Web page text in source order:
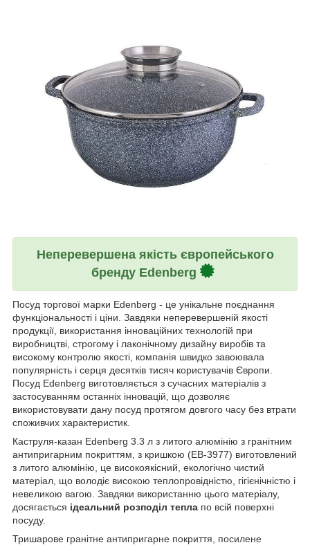
Неперевершена якість європейського
бренду Edenberg
Посуд торгової марки Edenberg - це унікальне поєднання
функціональності і ціни. Завдяки неперевершеній якості
продукції, використання інноваційних технологій при
виробництві, строгому і лаконічному дизайну виробів та
високому контролю якості, компанія швидко завоювала
популярність і серця десятків тисяч користувачів Європи.
Посуд Edenberg виготовляється з сучасних матеріалів з
застосуванням останніх інновацій, що дозволяє
використовувати дану посуд протягом довгого часу без втрати
споживчих характеристик.
Каструля-казан Edenberg 3.3 л з литого алюмінію з гранітним
антипригарним покриттям, з кришкою (EB-3977) виготовлений
з литого алюмінію, це високоякісний, екологічно чистий
матеріал, що володіє високою теплопровідністю, гігієнічністю і
невеликою вагою. Завдяки використанню цього матеріалу,
досягається ідеальний розподіл тепла по всій поверхні
посуду.
Тришарове гранітне антипригарне покриття, посилене